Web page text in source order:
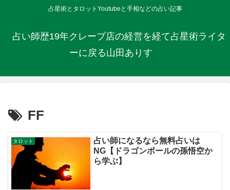
占星術とタロットYoutubeと手相などの占い記事
占い師歴19年クレープ店の経営を経て占星術ライタ
ーに戻る山田ありす
FF
タロット
占い師になるなら無料占いは
NG【ドラゴンボールの孫悟空か
ら学ぶ】